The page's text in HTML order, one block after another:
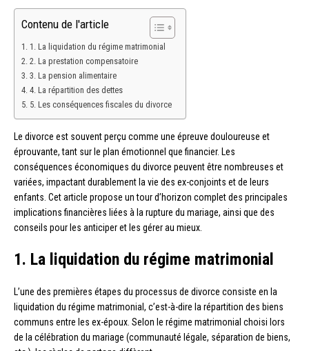
Contenu de l'article
1. La liquidation du régime matrimonial
2. La prestation compensatoire
3. La pension alimentaire
4. La répartition des dettes
5. Les conséquences fiscales du divorce
Le divorce est souvent perçu comme une épreuve douloureuse et
éprouvante, tant sur le plan émotionnel que financier. Les
conséquences économiques du divorce peuvent être nombreuses et
variées, impactant durablement la vie des ex-conjoints et de leurs
enfants. Cet article propose un tour d’horizon complet des principales
implications financières liées à la rupture du mariage, ainsi que des
conseils pour les anticiper et les gérer au mieux.
1. La liquidation du régime matrimonial
L’une des premières étapes du processus de divorce consiste en la
liquidation du régime matrimonial, c’est-à-dire la répartition des biens
communs entre les ex-époux. Selon le régime matrimonial choisi lors
de la célébration du mariage (communauté légale, séparation de biens,